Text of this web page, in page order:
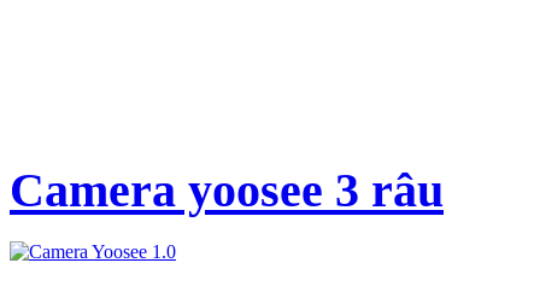
Camera yoosee 3 râu